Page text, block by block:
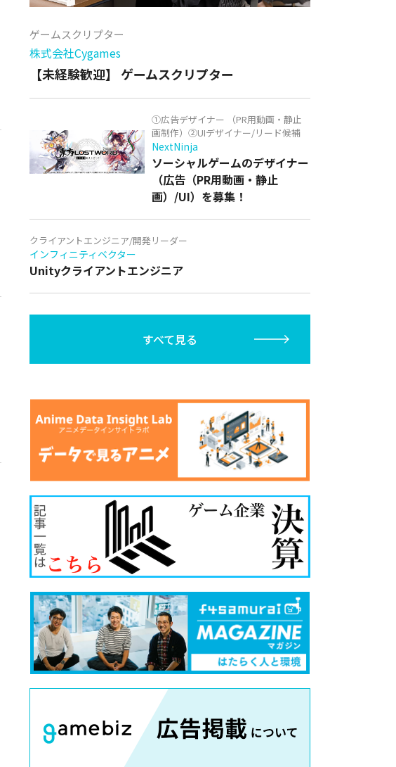
ゲームスクリプター
株式会社Cygames
【未経験歓迎】 ゲームスクリプター
①広告デザイナー （PR用動画・静止
画制作）②UIデザイナー/リード候補
NextNinja
ソーシャルゲームのデザイナー
（広告（PR用動画・静止
画）/UI）を募集！
クライアントエンジニア/開発リーダー
インフィニティベクター
Unityクライアントエンジニア
すべて見る